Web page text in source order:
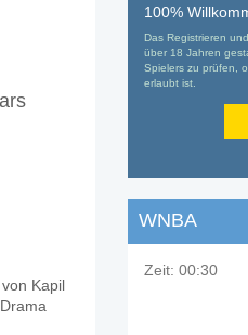
Kapil
100%
Das Registrieren
über 18 Jahren
Spielers zu prüfen,
erlaubt ist.
WNBA
Zeit: 00:30